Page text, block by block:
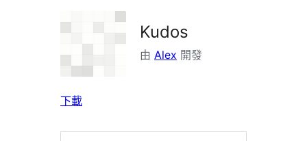
Kudos
由 Alex 開發
下載